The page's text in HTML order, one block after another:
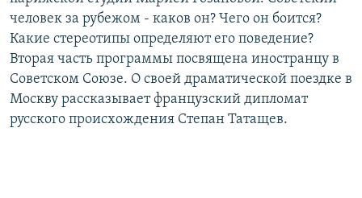
человек за рубежом - каков он? Чего он боится?
Какие стереотипы определяют его поведение?
Вторая часть программы посвящена иностранцу в
Советском Союзе. О своей драматической поездке в
Москву рассказывает французский дипломат
русского происхождения Степан Татащев.